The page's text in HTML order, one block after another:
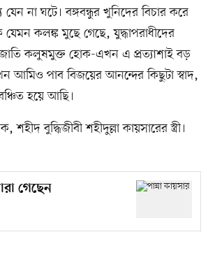
না ঘটে। বঙ্গবন্ধুর খুনিদের বিচার করে
কলঙ্ক মুছে গেছে, যুদ্ধাপরাধীদের
জাতি কলুষমুক্ত হোক-এখন এ প্রত্যাশাই বড়
আমিও পাব বিজয়ের আনন্দের কিছুটা স্বাদ,
হয়ে আছি।
শহীদ বুদ্ধিজীবী শহীদুল্লা কায়সারের স্ত্রী।
গেছেন